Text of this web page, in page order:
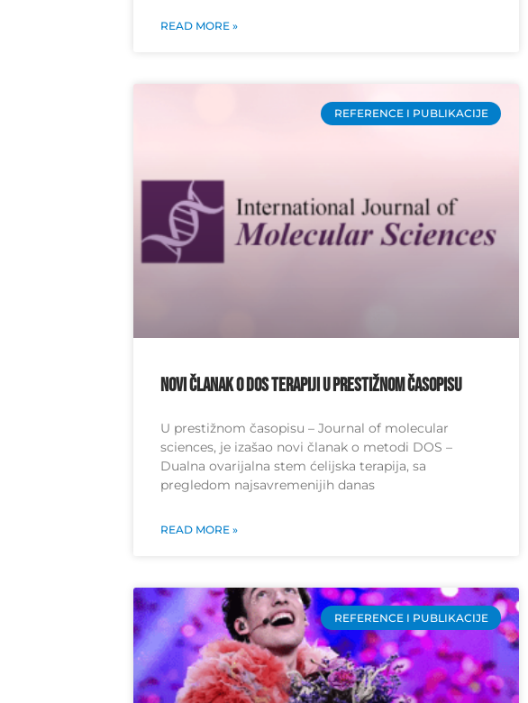
READ MORE »
REFERENCE I PUBLIKACIJE
Novi članak o DOS terapiji u prestižnom časopisu
U prestižnom časopisu – Journal of molecular
sciences, je izašao novi članak o metodi DOS –
Dualna ovarijalna stem ćelijska terapija, sa
pregledom najsavremenijih danas
READ MORE »
REFERENCE I PUBLIKACIJE